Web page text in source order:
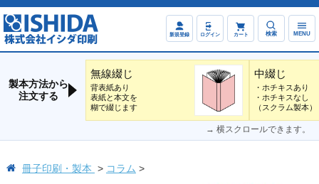
新規登録 ログイン カート 検索 MENU
製本方法から
注文する
無線綴じ
背表紙あり
表紙と本文を
糊で綴じます
中綴じ
・ホチキスあり
・ホチキスなし
（スクラム製本）
→ 横スクロールできます。
冊子印刷・製本 コラム